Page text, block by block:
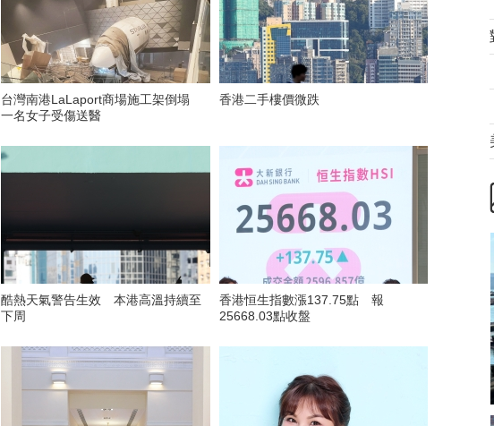
台灣南港LaLaport商場施工架倒塌
一名女子受傷送醫
香港二手樓價微跌
酷熱天氣警告生效 本港高溫持續至
下周
香港恒生指數漲137.75點 報
25668.03點收盤